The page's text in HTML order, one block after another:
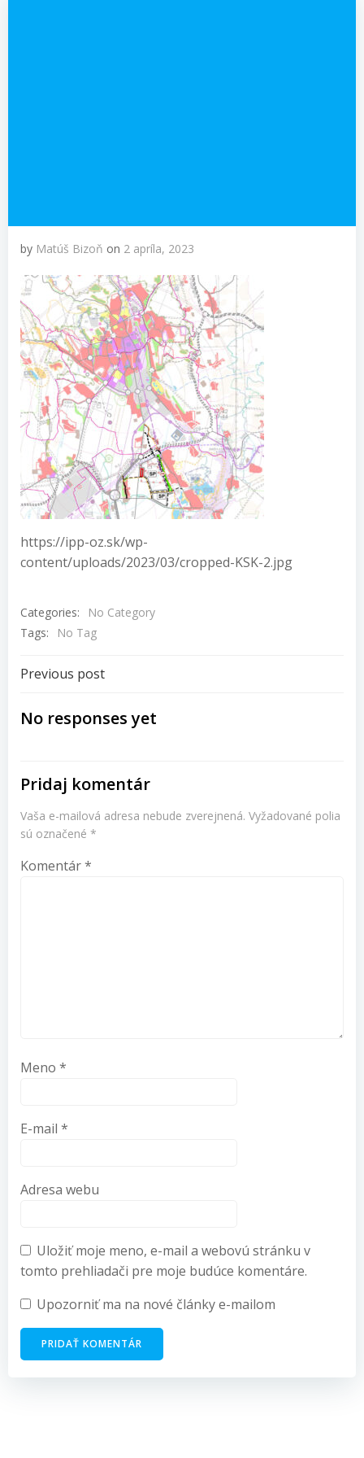
by Matúš Bizoň on 2 apríla, 2023
https://ipp-oz.sk/wp-
content/uploads/2023/03/cropped-KSK-2.jpg
Categories:
No Category
Tags:
No Tag
Navigácia
v
Previous post
No responses yet
Pridaj komentár
Vaša e-mailová adresa nebude zverejnená. Vyžadované polia
sú označené *
Komentár*
Meno *
E-mail *
Adresa webu
Uložiť moje meno, e-mail a webovú stránku v
tomto prehliadači pre moje budúce komentáre.
Upozorniť ma na nové články e-mailom